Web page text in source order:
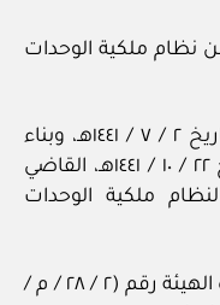
من نظام ملكية الوحدات
بالمرسوم الملكي رقم (م / ٨٥) وتاريخ ٢ / ٧ / ١٤٤١هـ، وبناء
على القرار الوزاري رقم (١٦٨) وتاريخ ٢٢ / ١٠ / ١٤٤١هـ، القاضي
لنظام ملكية الوحدات
وبعد الاطلاع على قرار مجلس إدارة الهيئة رقم (٢ / ٢٨ / م /